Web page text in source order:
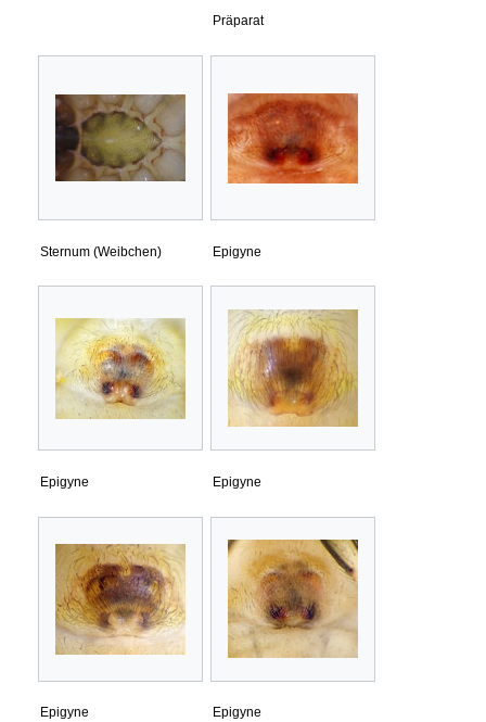
Präparat
Sternum (Weibchen) Epigyne
Epigyne Epigyne
Epigyne Epigyne